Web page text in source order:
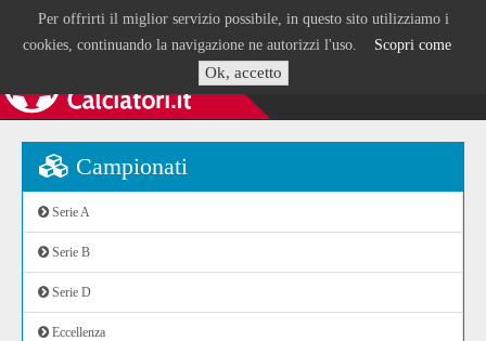
Per offrirti il miglior servizio possibile, in questo sito utilizziamo i
cookies, continuando la navigazione ne autorizzi l'uso. Scopri come
Ok, accetto
Campionati
Serie A
Serie B
Serie D
Eccellenza